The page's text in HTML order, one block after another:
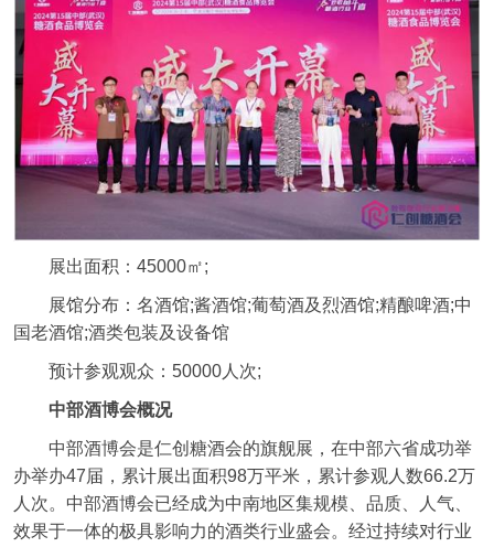
展出面积：45000㎡;
展馆分布：名酒馆;酱酒馆;葡萄酒及烈酒馆;精酿啤酒;中
国老酒馆;酒类包装及设备馆
预计参观观众：50000人次;
中部酒博会概况
中部酒博会是仁创糖酒会的旗舰展，在中部六省成功举
办举办47届，累计展出面积98万平米，累计参观人数66.2万
人次。中部酒博会已经成为中南地区集规模、品质、人气、
效果于一体的极具影响力的酒类行业盛会。经过持续对行业